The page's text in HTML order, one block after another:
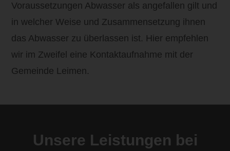
Voraussetzungen Abwasser als angefallen gilt und
in welcher Weise und Zusammensetzung ihnen
das Abwasser zu überlassen ist. Hier empfehlen
wir im Zweifel eine Kontaktaufnahme mit der
Gemeinde Leimen.
Unsere Leistungen bei